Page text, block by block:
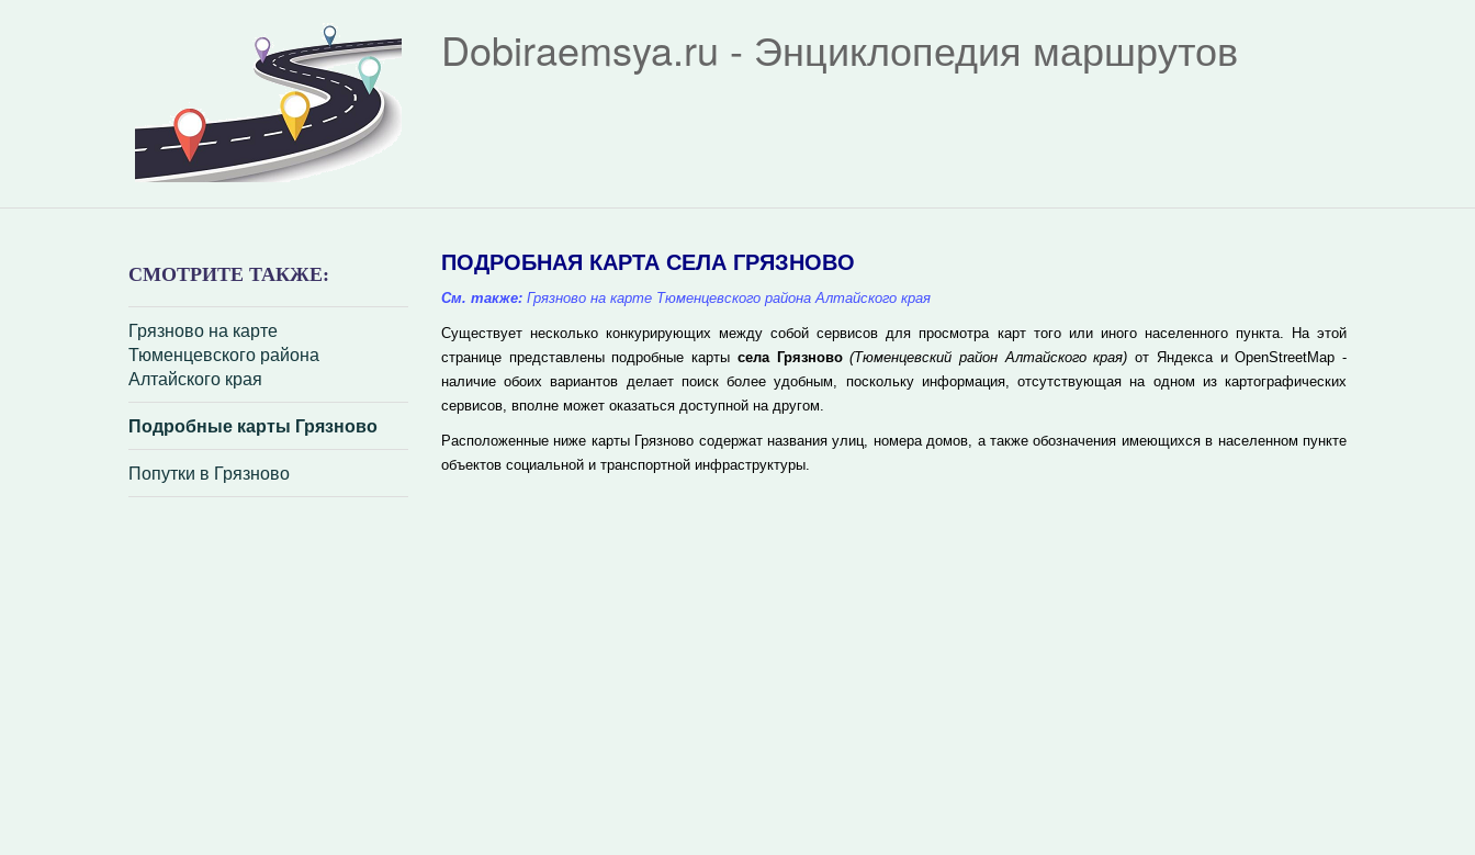
Dobiraemsya.ru - Энциклопедия маршрутов
СМОТРИТЕ ТАКЖЕ:
Грязново на карте
Тюменцевского района
Алтайского края
Подробные карты Грязново
Попутки в Грязново
ПОДРОБНАЯ КАРТА СЕЛА ГРЯЗНОВО
См. также: Грязново на карте Тюменцевского района Алтайского края
Существует несколько конкурирующих между собой сервисов для просмотра карт того или иного населенного пункта. На этой
странице представлены подробные карты села Грязново(Тюменцевский район Алтайского края) от Яндекса и OpenStreetMap -
наличие обоих вариантов делает поиск более удобным, поскольку информация, отсутствующая на одном из картографических
сервисов, вполне может оказаться доступной на другом.
Расположенные ниже карты Грязново содержат названия улиц, номера домов, а также обозначения имеющихся в населенном пункте
объектов социальной и транспортной инфраструктуры.